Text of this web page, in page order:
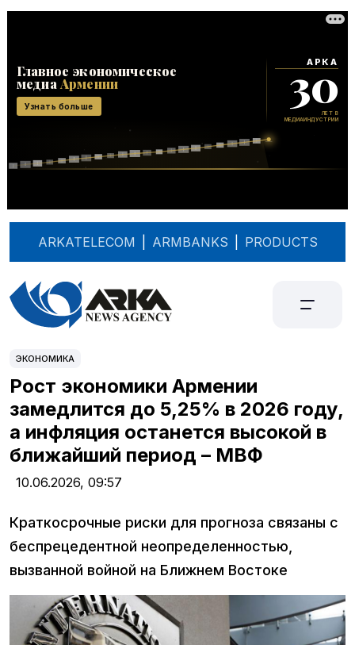
ARKATELECOM ARMBANKS PRODUCTS
ЭКОНОМИКА
Рост экономики Армении
замедлится до 5,25% в 2026 году,
а инфляция останется высокой в
ближайший период – МВФ
10.06.2026, 09:57
Краткосрочные риски для прогноза связаны с
беспрецедентной неопределенностью,
вызванной войной на Ближнем Востоке